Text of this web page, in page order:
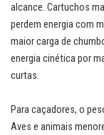
alcance. Cartuchos
perdem energia com
maior carga de
energia cinética por
curtas.
Para caçadores, o
Aves e animais